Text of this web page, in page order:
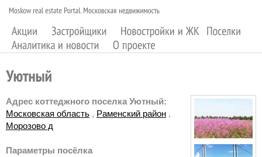
Адрес коттеджного поселка Уютный:
Московская область , Раменский район ,
Морозово д
Параметры посёлка